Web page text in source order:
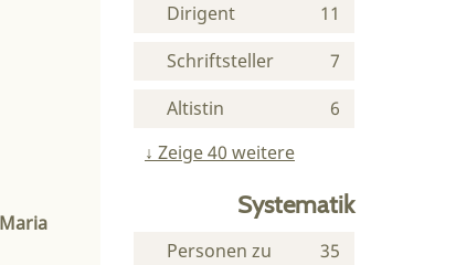
11
Dirigent
7
Schriftsteller
6
Altistin
Zeige 40 weitere
Systematik
35
Personen zu